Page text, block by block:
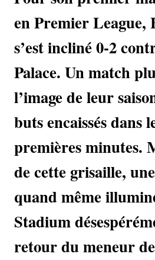
en Premier League,
s’est incliné 0-2
Palace. Un match
l’image de leur
buts encaissés dans
premières minutes.
de cette grisaille,
quand même
Stadium
retour du meneur